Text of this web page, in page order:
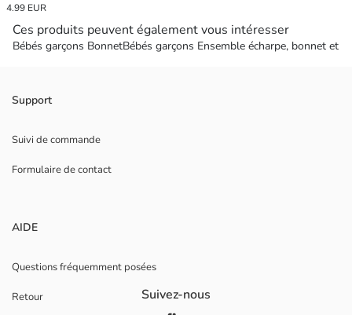
4.99 EUR
Ces produits peuvent également vous intéresser
Bébés garçons BonnetBébés garçons Ensemble écharpe, bonnet et
Support
Suivi de commande
Formulaire de contact
AIDE
Questions fréquemment posées
Retour Suivez-nous